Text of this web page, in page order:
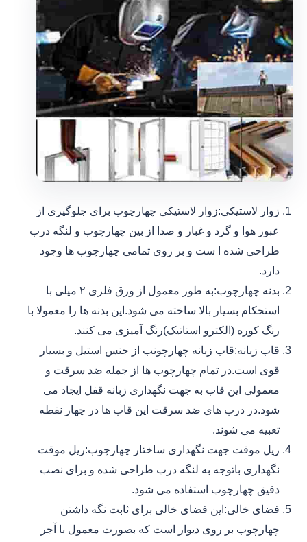
زوار لاستیکی:زوار لاستیکی چهارچوب برای جلوگیری از
عبور هوا و گرد و غبار و صدا از بین چهارچوب و لنگه درب
طراحی شده ا ست و بر روی تمامی چهارچوب ها وجود
دارد.
بدنه چهارچوب:به طور معمول از ورق فلزی ۲ میلی با
استحکام بسیار بالا ساخته می شود.این بدنه ها را معمولا با
رنگ کوره (الکترو استاتیک)رنگ آمیزی می کنند.
قاب زبانه:قاب زبانه چهارچونب از جنس استیل و بسیار
قوی است.در تمام چهارچوب ها از جمله ضد سرقت و
معمولی این قاب به جهت نگهداری زبانه قفل ایجاد می
شود.در درب های ضد سرقت این قاب ها در چهار نقطه
تعبیه می شوند.
ریل موقت جهت نگهداری ساختار چهارچوب:ریل موقت
نگهداری باتوجه به لنگه درب طراحی شده و برای نصب
دقیق چهارچوب استفاده می شود.
فضای خالی:این فضای خالی برای ثابت نگه داشتن
چهارچوب بر روی دیوار است که بصورت معمول با آجر